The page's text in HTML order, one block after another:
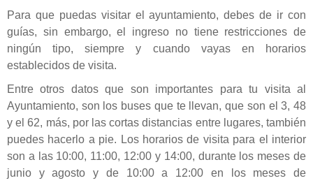
Para que puedas visitar el ayuntamiento, debes de ir con
guías, sin embargo, el ingreso no tiene restricciones de
ningún tipo, siempre y cuando vayas en horarios
establecidos de visita.
Entre otros datos que son importantes para tu visita al
Ayuntamiento, son los buses que te llevan, que son el 3, 48
y el 62, más, por las cortas distancias entre lugares, también
puedes hacerlo a pie. Los horarios de visita para el interior
son a las 10:00, 11:00, 12:00 y 14:00, durante los meses de
junio y agosto y de 10:00 a 12:00 en los meses de